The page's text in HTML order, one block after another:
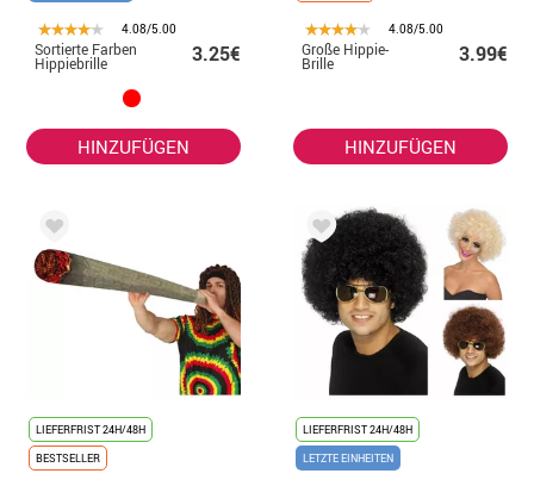
4.08/5.00
Sortierte Farben
Hippiebrille 3.25€
HINZUFÜGEN
4.08/5.00
Große Hippie-
Brille 3.99€
HINZUFÜGEN
LIEFERFRIST 24H/48H
BESTSELLER
LIEFERFRIST 24H/48H
LETZTE EINHEITEN